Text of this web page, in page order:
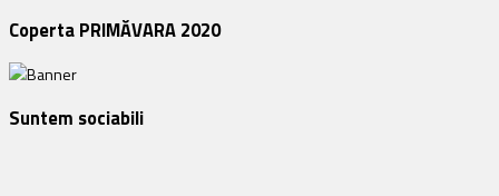
Coperta PRIMĂVARA 2020
Suntem sociabili